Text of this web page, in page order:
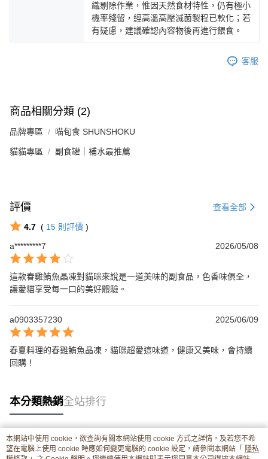
織剔除作業，惟因天然食材特性，仍有極小
機率殘留，經高溫高壓滅菌製程已軟化；若
有疑慮，建議確認內容物後再進行餵食。
客服
商品相關分類 (2)
品牌專區 喵旬食 SHUNSHOKU
貓貓專區 副食罐｜補水最推薦
評價 查看全部
4.7 ( 15 則評價 )
a*********7
2026/05/08
這款春雞鮪魚晶凍對貓咪來說是一道美味的副食品，色香味俱全，
讓愛貓享受每一口的美好體驗。
a0903357230 2025/06/09
春夏料理的春雞鮪魚晶凍，貓咪超愛這味道，健康又美味，會持續
回購！
本分類熱銷全站排行
熱門標籤
本網站中使用 cookie，欲查詢有關本網站使用 cookie 方式之詳情，及若您不希
望在電腦上使用 cookie 時應如何變更電腦的 cookie 設定，請參閱本網站「 隱私